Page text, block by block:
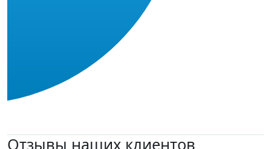
Отзывы наших клиентов